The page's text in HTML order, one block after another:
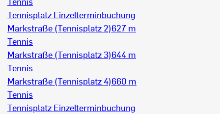
Tennisplatz Einzelterminbuchung
Markstraße (Tennisplatz 2)627 m
Tennis
Markstraße (Tennisplatz 3)644 m
Tennis
Markstraße (Tennisplatz 4)660 m
Tennis
Tennisplatz Einzelterminbuchung